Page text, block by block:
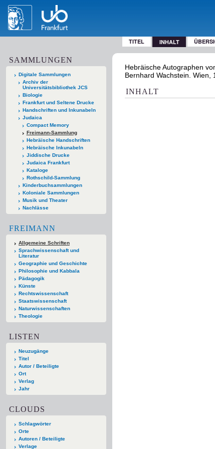
TITEL INHALT
SAMMLUNGEN
Digitale Sammlungen
Archiv der
Universitätsbibliothek JCS
Biologie
Frankfurt und Seltene Drucke
Handschriften und Inkunabeln
Judaica
Compact Memory
Freimann-Sammlung
Hebräische Handschriften
Hebräische Inkunabeln
Jiddische Drucke
Judaica Frankfurt
Kataloge
Rothschild-Sammlung
Kinderbuchsammlungen
Koloniale Sammlungen
Musik und Theater
Nachlässe
FREIMANN
Allgemeine Schriften
Sprachwissenschaft und
Literatur
Geographie und Geschichte
Philosophie und Kabbala
Pädagogik
Künste
Rechtswissenschaft
Staatswissenschaft
Naturwissenschaften
Theologie
LISTEN
Neuzugänge
Titel
Autor / Beteiligte
Ort
Verlag
Jahr
CLOUDS
Schlagwörter
Orte
Autoren / Beteiligte
Verlage
Hebräische Autographen
Bernhard Wachstein. Wien,
INHALT